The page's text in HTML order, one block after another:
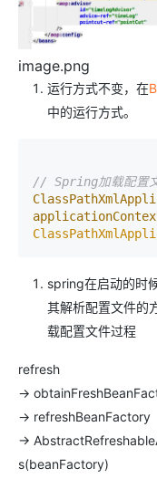
image.png
运行方式不变，在
中的运行方式。
// Spring加载配置
spring在启动的时
其解析配置文件的
载配置文件过程
refresh
->
-> refreshBeanFactory
->
s(beanFactory)